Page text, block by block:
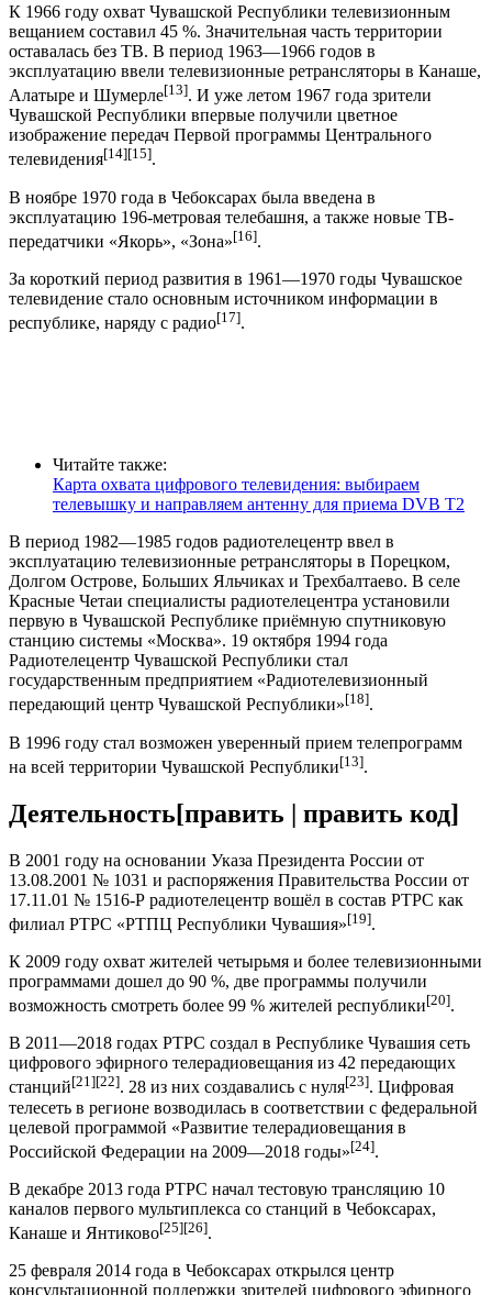
К 1966 году охват Чувашской Республики телевизионным
вещанием составил 45 %. Значительная часть территории
оставалась без ТВ. В период 1963—1966 годов в
эксплуатацию ввели телевизионные ретрансляторы в Канаше,
Алатыре и Шумерле[13]. И уже летом 1967 года зрители
Чувашской Республики впервые получили цветное
изображение передач Первой программы Центрального
телевидения[14][15].
В ноябре 1970 года в Чебоксарах была введена в
эксплуатацию 196-метровая телебашня, а также новые ТВ-
передатчики «Якорь», «Зона»[16].
За короткий период развития в 1961—1970 годы Чувашское
телевидение стало основным источником информации в
республике, наряду с радио[17].
Читайте также:
Карта охвата цифрового телевидения: выбираем
телевышку и направляем антенну для приема DVB T2
В период 1982—1985 годов радиотелецентр ввел в
эксплуатацию телевизионные ретрансляторы в Порецком,
Долгом Острове, Больших Яльчиках и Трехбалтаево. В селе
Красные Четаи специалисты радиотелецентра установили
первую в Чувашской Республике приёмную спутниковую
станцию системы «Москва». 19 октября 1994 года
Радиотелецентр Чувашской Республики стал
государственным предприятием «Радиотелевизионный
передающий центр Чувашской Республики»[18].
В 1996 году стал возможен уверенный прием телепрограмм
на всей территории Чувашской Республики[13].
Деятельность[править | править код]
В 2001 году на основании Указа Президента России от
13.08.2001 № 1031 и распоряжения Правительства России от
17.11.01 № 1516-Р радиотелецентр вошёл в состав РТРС как
филиал РТРС «РТПЦ Республики Чувашия»[19].
К 2009 году охват жителей четырьмя и более телевизионными
программами дошел до 90 %, две программы получили
возможность смотреть более 99 % жителей республики[20].
В 2011—2018 годах РТРС создал в Республике Чувашия сеть
цифрового эфирного телерадиовещания из 42 передающих
станций[21][22]. 28 из них создавались с нуля[23]. Цифровая
телесеть в регионе возводилась в соответствии с федеральной
целевой программой «Развитие телерадиовещания в
Российской Федерации на 2009—2018 годы»[24].
В декабре 2013 года РТРС начал тестовую трансляцию 10
каналов первого мультиплекса со станций в Чебоксарах,
Канаше и Янтиково[25][26].
25 февраля 2014 года в Чебоксарах открылся центр
консультационной поддержки зрителей цифрового эфирного